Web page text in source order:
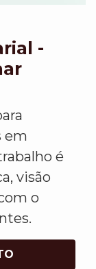
-
em
é
visão
o